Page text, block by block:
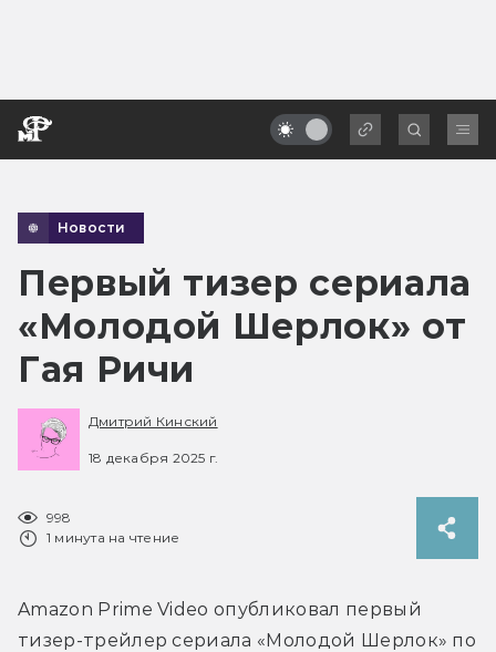
Новости
Первый тизер сериала
«Молодой Шерлок» от
Гая Ричи
Дмитрий Кинский
18 декабря 2025 г.
998
1 минута на чтение
Amazon Prime Video опубликовал первый
тизер-трейлер сериала «Молодой Шерлок» по